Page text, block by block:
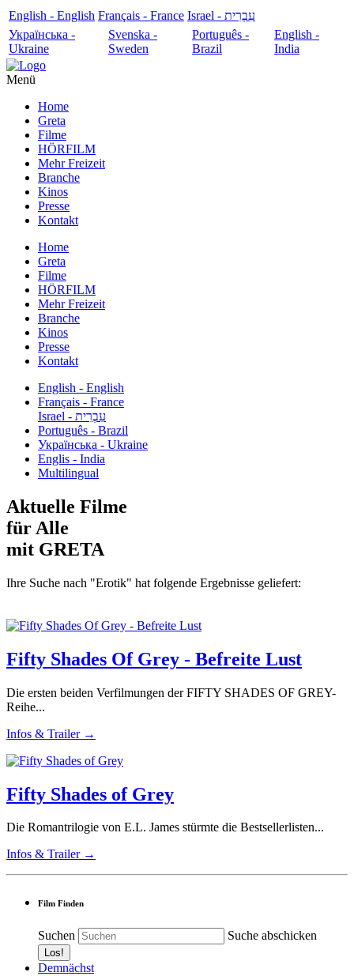
English - English Français - France
עִבְרִית - Israel
Українська -
Ukraine
Svenska -
Sweden
Português -
Brazil
English -
India
Menü
Home
Greta
Filme
HÖRFILM
Mehr Freizeit
Branche
Kinos
Presse
Kontakt
Home
Greta
Filme
HÖRFILM
Mehr Freizeit
Branche
Kinos
Presse
Kontakt
English - English
Français - France
עִבְרִית - Israel
Português - Brazil
Українська - Ukraine
Englis - India
Multilingual
Aktuelle Filme
für Alle
mit GRETA
Ihre Suche nach "Erotik" hat folgende Ergebnisse geliefert:
Fifty Shades Of Grey - Befreite Lust
Die ersten beiden Verfilmungen der FIFTY SHADES OF GREY-
Reihe...
Infos & Trailer →
Fifty Shades of Grey
Die Romantrilogie von E.L. James stürmte die Bestsellerlisten...
Infos & Trailer →
Film Finden
Suchen Suche abschicken
Demnächst